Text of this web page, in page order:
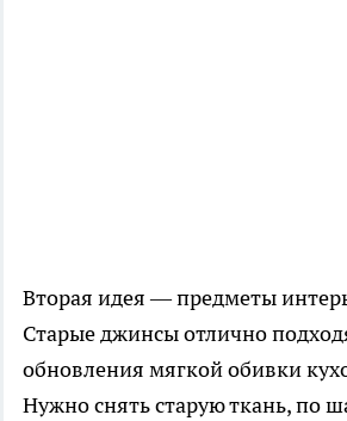
Вторая идея — предметы
Старые джинсы отлично
обновления мягкой обивки
Нужно снять старую ткань, по